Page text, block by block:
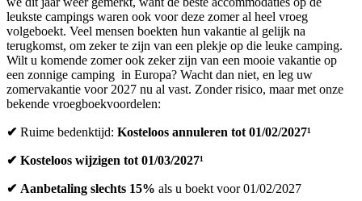
leukste campings waren ook voor deze zomer al heel vroeg
volgeboekt. Veel mensen boekten hun vakantie al gelijk na
terugkomst, om zeker te zijn van een plekje op die leuke camping.
Wilt u komende zomer ook zeker zijn van een mooie vakantie op
een zonnige camping in Europa? Wacht dan niet, en leg uw
zomervakantie voor 2027 nu al vast. Zonder risico, maar met onze
bekende vroegboekvoordelen:
✔ Ruime bedenktijd: Kosteloos annuleren tot 01/02/2027¹
✔ Kosteloos wijzigen tot 01/03/2027¹
✔ Aanbetaling slechts 15% als u boekt voor 01/02/2027